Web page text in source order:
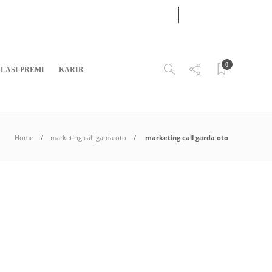
PREMI KARIR
0
Home marketing call garda oto marketing call garda oto